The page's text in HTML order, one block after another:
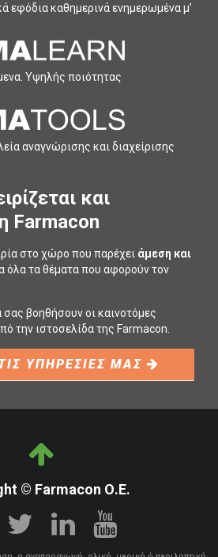
εφόδια καθηµερινά ενηµερωµένα µ’
Υψηλής ποιότητας
αναγνώρισης και διαχείρισης
και
Farmacon
στο χώρο που παρέχει άμεση και
όλα τα θέματα που αφορούν τον
βοηθήσουν οι καινοτόμες
την ιστοσελίδα της Farmacon.
ΥΠΗΡΕΣΙΕΣ ΜΑΣ
© Farmacon Ο.Ε.